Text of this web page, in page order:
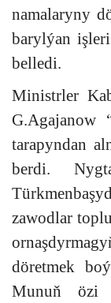
namalaryny
barylýan
belledi.
Ministrler
G.Agajanow
tarapyndan
berdi.
zawodlar
döretmek
Munuň özi